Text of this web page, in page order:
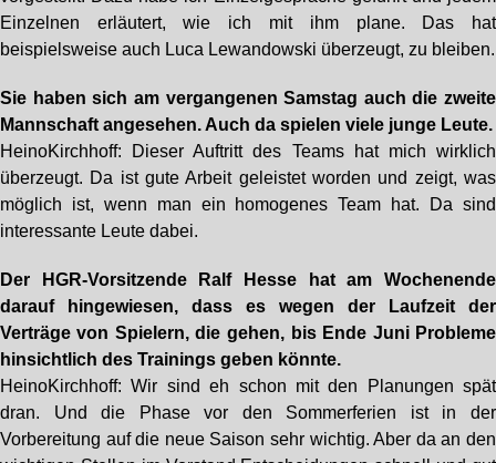
Einzelnen erläutert, wie ich mit ihm plane. Das hat
beispielsweise auch Luca Lewandowski überzeugt, zu bleiben.
Sie haben sich am vergangenen Samstag auch die zweite
Mannschaft angesehen. Auch da spielen viele junge Leute.
HeinoKirchhoff: Dieser Auftritt des Teams hat mich wirklich
überzeugt. Da ist gute Arbeit geleistet worden und zeigt, was
möglich ist, wenn man ein homogenes Team hat. Da sind
interessante Leute dabei.
Der HGR-Vorsitzende Ralf Hesse hat am Wochenende
darauf hingewiesen, dass es wegen der Laufzeit der
Verträge von Spielern, die gehen, bis Ende Juni Probleme
hinsichtlich des Trainings geben könnte.
HeinoKirchhoff: Wir sind eh schon mit den Planungen spät
dran. Und die Phase vor den Sommerferien ist in der
Vorbereitung auf die neue Saison sehr wichtig. Aber da an den